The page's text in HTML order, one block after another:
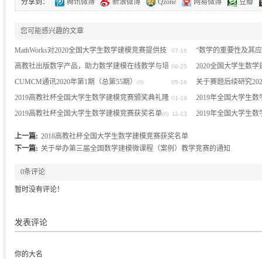
分享到： 腾讯微博 新浪微博 Qzone 网易微博 豆瓣
您可能感兴趣的文章
07-16
MathWorks对2020全国大学生数学建模竞赛提供技
术支持的公告(0)
“数学的重要性及其
06-25
高教社出版数字产品，助力数学建模在线教学与培
训(0)
2020全国大学生数
05-16
CUMCM通讯2020年第1期（总第55期） (0) 关于赛题后续研究
(0)
01-19
2019高教社杯全国大学生数学建模竞赛颁奖典礼隆
重举行(0)
2019年全国大学生
流会在珠海成功举行
11-13
2019高教社杯全国大学生数学建模竞赛获奖名单(0) 2019年全国大学生
上一篇: 2018高教社杯全国大学生数学建模竞赛获奖名单
下一篇: 关于举办第三届全国数学建模微课程（案例）教学竞赛的通知
0条评论
暂时没有评论！
发表评论
你的大名